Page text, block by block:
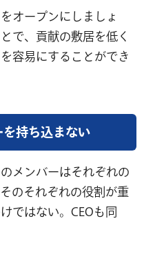
オープンにしましょ
で、貢献の敷居を低く
容易にすることができ
を持ち込まない
メンバーはそれぞれの
のそれぞれの役割が重
ではない。CEOも同